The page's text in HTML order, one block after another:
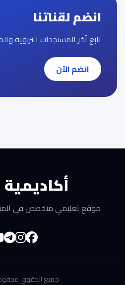
انضم لقناتنا
تابع آخر المستجدات التربوية
انضم الآن
أكاديمية
موقع تعليمي متخصص في
جميع الحقوق محفوظة